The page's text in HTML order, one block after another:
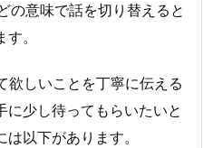
の意味で話を切り替えると
。
しいことを丁寧に伝える
に少し待ってもらいたいと
以下があります。